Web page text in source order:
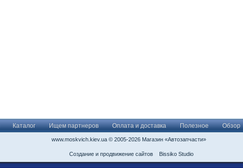
Каталог Ищем партнеров Оплата и доставка Полезное Обзор
www.moskvich.kiev.ua © 2005-2026 Магазин «Автозапчасти»
Создание и продвижение сайтов Bissiko Studio